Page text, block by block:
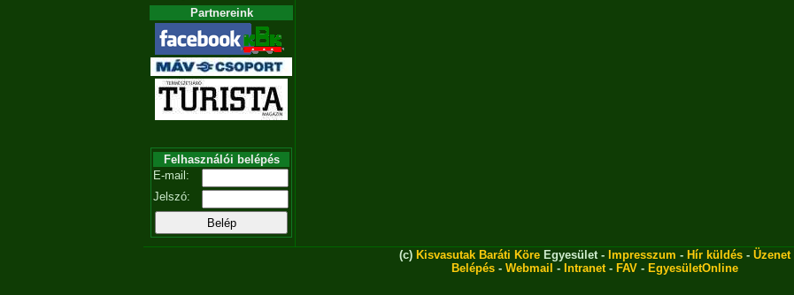
Partnereink
Felhasználói belépés
E-mail:
Jelszó:
(c) Kisvasutak Baráti Köre Egyesület - Impresszum - Hír küldés - Üzenet
Belépés - Webmail - Intranet- FAV - EgyesületOnline